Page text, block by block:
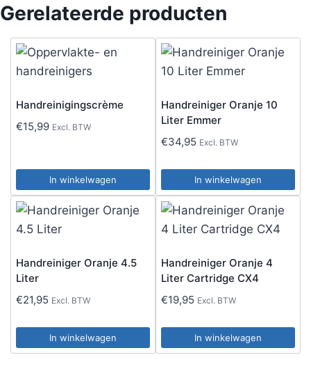
Gerelateerde producten
Handreinigingscrème
€15,99 Excl. BTW
In winkelwagen
Handreiniger Oranje 10
Liter Emmer
€34,95 Excl. BTW
In winkelwagen
Handreiniger Oranje 4.5
Liter
€21,95 Excl. BTW
In winkelwagen
Handreiniger Oranje 4
Liter Cartridge CX4
€19,95 Excl. BTW
In winkelwagen